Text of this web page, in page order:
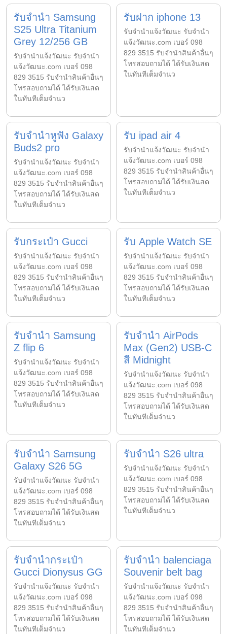
รับจำนำ Samsung
S25 Ultra Titanium
Grey 12/256 GB
รับจํานําแจ้งวัฒนะ รับจํานํา
แจ้งวัฒนะ.com เบอร์ 098
829 3515 รับจำนำสินค้าอื่นๆ
โทรสอบถามได้ ได้รับเงินสด
ในทันทีเต็มจำนว
รับฝาก iphone 13
รับจํานําแจ้งวัฒนะ รับจํานํา
แจ้งวัฒนะ.com เบอร์ 098
829 3515 รับจำนำสินค้าอื่นๆ
โทรสอบถามได้ ได้รับเงินสด
ในทันทีเต็มจำนว
รับจำนำหูฟัง Galaxy
Buds2 pro
รับจํานําแจ้งวัฒนะ รับจํานํา
แจ้งวัฒนะ.com เบอร์ 098
829 3515 รับจำนำสินค้าอื่นๆ
โทรสอบถามได้ ได้รับเงินสด
ในทันทีเต็มจำนว
รับ ipad air 4
รับจํานําแจ้งวัฒนะ รับจํานํา
แจ้งวัฒนะ.com เบอร์ 098
829 3515 รับจำนำสินค้าอื่นๆ
โทรสอบถามได้ ได้รับเงินสด
ในทันทีเต็มจำนว
รับกระเป๋า Gucci
รับจํานําแจ้งวัฒนะ รับจํานํา
แจ้งวัฒนะ.com เบอร์ 098
829 3515 รับจำนำสินค้าอื่นๆ
โทรสอบถามได้ ได้รับเงินสด
ในทันทีเต็มจำนว
รับ Apple Watch SE
รับจํานําแจ้งวัฒนะ รับจํานํา
แจ้งวัฒนะ.com เบอร์ 098
829 3515 รับจำนำสินค้าอื่นๆ
โทรสอบถามได้ ได้รับเงินสด
ในทันทีเต็มจำนว
รับจำนำ Samsung
Z flip 6
รับจํานําแจ้งวัฒนะ รับจํานํา
แจ้งวัฒนะ.com เบอร์ 098
829 3515 รับจำนำสินค้าอื่นๆ
โทรสอบถามได้ ได้รับเงินสด
ในทันทีเต็มจำนว
รับจำนำ AirPods
Max (Gen2) USB-C
สี Midnight
รับจํานําแจ้งวัฒนะ รับจํานํา
แจ้งวัฒนะ.com เบอร์ 098
829 3515 รับจำนำสินค้าอื่นๆ
โทรสอบถามได้ ได้รับเงินสด
ในทันทีเต็มจำนว
รับจำนำ Samsung
Galaxy S26 5G
รับจํานําแจ้งวัฒนะ รับจํานํา
แจ้งวัฒนะ.com เบอร์ 098
829 3515 รับจำนำสินค้าอื่นๆ
โทรสอบถามได้ ได้รับเงินสด
ในทันทีเต็มจำนว
รับจำนำ S26 ultra
รับจํานําแจ้งวัฒนะ รับจํานํา
แจ้งวัฒนะ.com เบอร์ 098
829 3515 รับจำนำสินค้าอื่นๆ
โทรสอบถามได้ ได้รับเงินสด
ในทันทีเต็มจำนว
รับจำนำกระเป๋า
Gucci Dionysus GG
รับจํานําแจ้งวัฒนะ รับจํานํา
แจ้งวัฒนะ.com เบอร์ 098
829 3515 รับจำนำสินค้าอื่นๆ
โทรสอบถามได้ ได้รับเงินสด
ในทันทีเต็มจำนว
รับจำนำ balenciaga
Souvenir belt bag
รับจํานําแจ้งวัฒนะ รับจํานํา
แจ้งวัฒนะ.com เบอร์ 098
829 3515 รับจำนำสินค้าอื่นๆ
โทรสอบถามได้ ได้รับเงินสด
ในทันทีเต็มจำนว